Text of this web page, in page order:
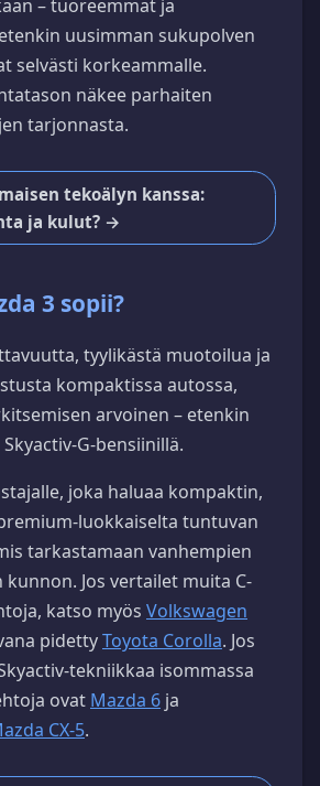
– tuoreemmat ja
uusimman sukupolven
selvästi korkeammalle.
näkee parhaiten
tarjonnasta.
tekoälyn kanssa:
ja kulut? →
3 sopii?
tyylikästä muotoilua ja
kompaktissa autossa,
arvoinen – etenkin
G-bensiinillä.
joka haluaa kompaktin,
luokkaiselta tuntuvan
tarkastamaan vanhempien
Jos vertailet muita C-
katso myös Volkswagen
pidettyToyota Corolla. Jos
tekniikkaa isommassa
ovat Mazda 6 ja
CX-5.